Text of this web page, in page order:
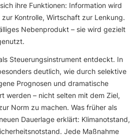
ihre Funktionen: Information wird
Kontrolle, Wirtschaft zur Lenkung.
Nebenprodukt – sie wird gezielt
Steuerungsinstrument entdeckt. In
deutlich, wie durch selektive
Prognosen und dramatische
werden – nicht selten mit dem Ziel,
Norm zu machen. Was früher als
Dauerlage erklärt: Klimanotstand,
Jede Maßnahme